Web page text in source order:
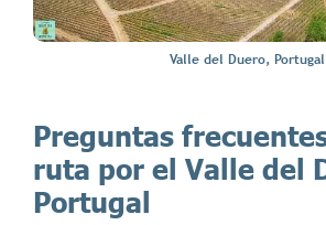
Valle del Duero, Portugal
Preguntas
ruta por el Valle del
Portugal